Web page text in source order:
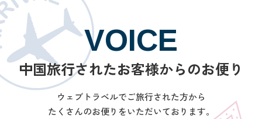
VOICE
中国旅行されたお客様からのお便り
ウェブトラベルでご旅行された方から
たくさんのお便りをいただいております。